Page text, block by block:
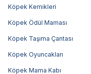
Köpek Kemikleri
Köpek Ödül Maması
Köpek Taşıma Çantası
Köpek Oyuncakları
Köpek Mama Kabı